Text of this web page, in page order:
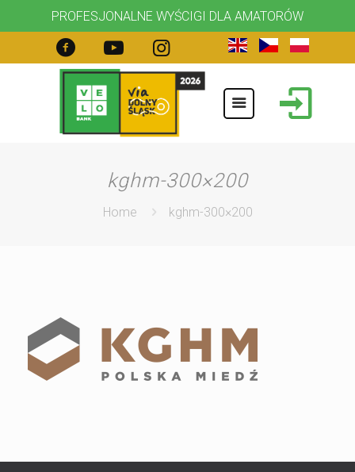
PROFESJONALNE WYŚCIGI DLA AMATORÓW
kghm-300×200
Home kghm-300×200